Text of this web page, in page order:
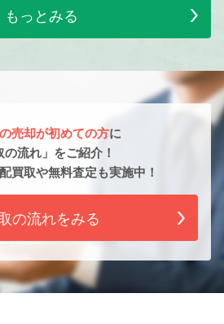
もっとみる
売却が初めての方に
の流れ」をご紹介！
買取や無料査定も実施中！
の流れをみる